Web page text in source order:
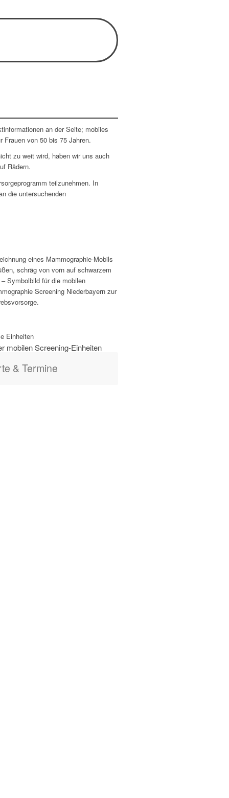
zu weit wird, haben wir uns auch
Rädern.
teilzunehmen. In
die untersuchenden
Einheiten
mobilen Screening-Einheiten
& Termine